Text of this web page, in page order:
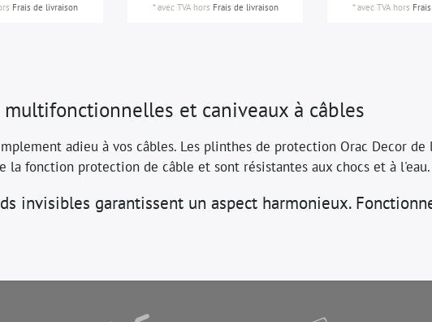
Frais de livraison
*avec TVAhors Frais de livraison
*avec TVAhors
et caniveaux à câbles
adieu à vos câbles. Les plinthes de protection Orac Decor
la fonction protection de câble et sont résistantes aux chocs et à l'eau.
invisibles garantissent un aspect harmonieux.